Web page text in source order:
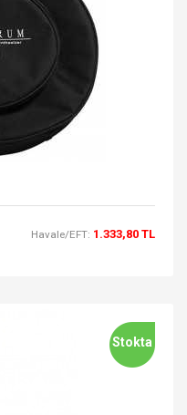
Havale/EFT: 1.333,80 TL
Stokta